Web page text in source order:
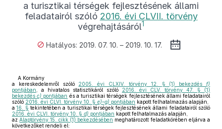
a turisztikai térségek fejlesztésének állami
feladatairól szóló 2016. évi CLVII. törvény
végrehajtásáról1
Hatályos: 2019. 07. 10. – 2019. 10. 17.
A Kormány
a kereskedelemről szóló 2005. évi CLXIV. törvény 12. § (1) bekezdésf)
pontjában , a hivatalos statisztikáról szóló 2016. évi CLV. törvény 47. § (1)
bekezdésc) pontjában és a turisztikai térségek fejlesztésének állami feladatairól
szóló 2016. évi CLVI. törvény 10. § e)–g) pontjában kapott felhatalmazás alapján,
a16. § tekintetében a turisztikai térségek fejlesztésének állami feladatairól szóló
2016. évi CLVI. törvény 10. § d) pontjában kapott felhatalmazás alapján,
azAlaptörvény 15. cikk (1) bekezdésében meghatározott feladatkörében eljárva a
következőket rendeli el: